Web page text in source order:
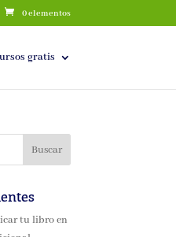
0 elementos
gratis
tu libro en